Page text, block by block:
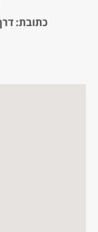
כתובת: דרך הערבה